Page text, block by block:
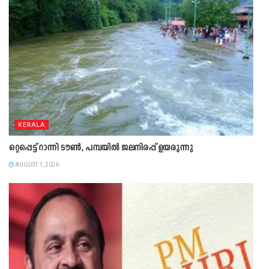
KERALA
ഒറ്റപ്പെട്ട് റാന്നി ടൗൺ, പമ്പയിൽ ജലനിരപ്പ് ഉയരുന്നു
AUGUST 1, 2026